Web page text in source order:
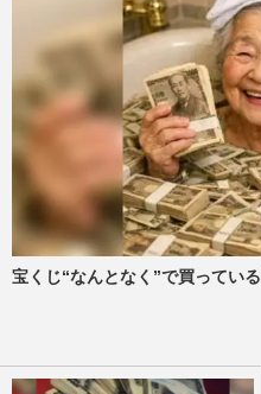
宝くじ“なんとなく”で買ってい